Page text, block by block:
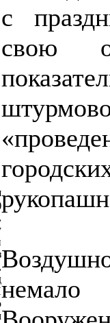
с
свою
немало